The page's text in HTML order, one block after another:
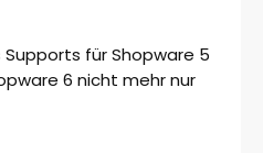
für Shopware 5
6 nicht mehr nur